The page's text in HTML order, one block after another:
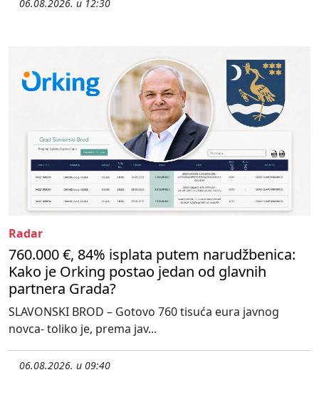
06.08.2026. u 12:30
Radar
760.000 €, 84% isplata putem narudžbenica:
Kako je Orking postao jedan od glavnih
partnera Grada?
SLAVONSKI BROD – Gotovo 760 tisuća eura javnog
novca- toliko je, prema jav...
06.08.2026. u 09:40